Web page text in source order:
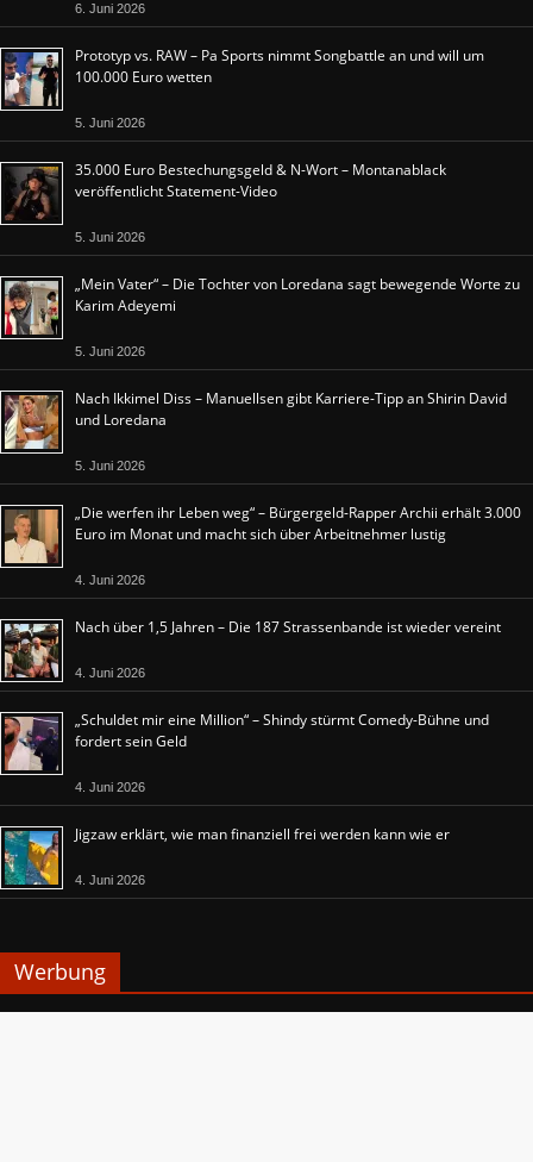
6. Juni 2026
Prototyp vs. RAW – Pa Sports nimmt Songbattle an und will um
100.000 Euro wetten
5. Juni 2026
35.000 Euro Bestechungsgeld & N-Wort – Montanablack
veröffentlicht Statement-Video
5. Juni 2026
„Mein Vater“ – Die Tochter von Loredana sagt bewegende Worte zu
Karim Adeyemi
5. Juni 2026
Nach Ikkimel Diss – Manuellsen gibt Karriere-Tipp an Shirin David
und Loredana
5. Juni 2026
„Die werfen ihr Leben weg“ – Bürgergeld-Rapper Archii erhält 3.000
Euro im Monat und macht sich über Arbeitnehmer lustig
4. Juni 2026
Nach über 1,5 Jahren – Die 187 Strassenbande ist wieder vereint
4. Juni 2026
„Schuldet mir eine Million“ – Shindy stürmt Comedy-Bühne und
fordert sein Geld
4. Juni 2026
Jigzaw erklärt, wie man finanziell frei werden kann wie er
4. Juni 2026
Werbung